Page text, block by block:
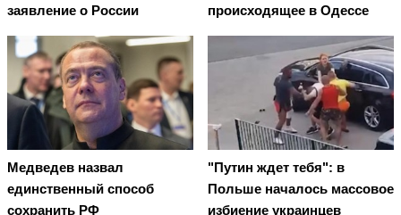
заявление о России
происходящее в Одессе
Медведев назвал
единственный способ
сохранить РФ
"Путин ждет тебя": в
Польше началось массовое
избиение украинцев